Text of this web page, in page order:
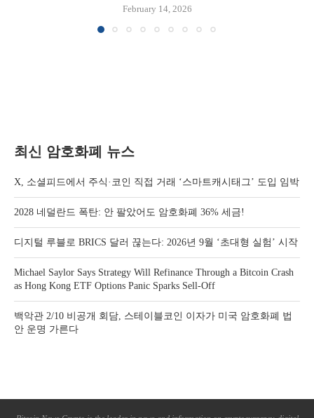
February 14, 2026
최신 암호화폐 뉴스
X, 소셜피드에서 주식·코인 직접 거래 ‘스마트캐시태그’ 도입 임박
2028 네덜란드 폭탄: 안 팔았어도 암호화폐 36% 세금!
디지털 루블로 BRICS 달러 끊는다: 2026년 9월 ‘초대형 실험’ 시작
Michael Saylor Says Strategy Will Refinance Through a Bitcoin Crash
as Hong Kong ETF Options Panic Sparks Sell-Off
백악관 2/10 비공개 회담, 스테이블코인 이자가 미국 암호화폐 법
안 운명 가른다